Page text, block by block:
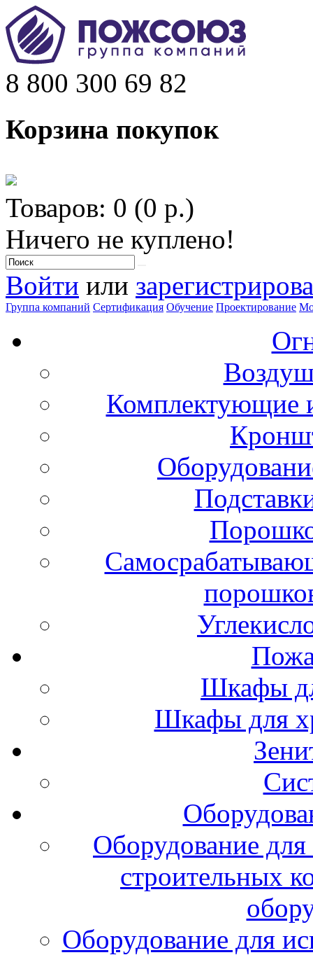
8 800 300 69 82
Корзина покупок
Товаров: 0 (0 р.)
Ничего не куплено!
Войти или
Группа компаний Сертификация Обучение Проектирование
Комплектующие
Шкафы
Шкафы для
Оборудование
строительных
Оборудование для